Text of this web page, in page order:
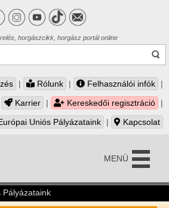
horgászcikk, horgász portál online
| Rólunk | Felhasználói infók
|
Karrier
| Kereskedői regisztráció
|
Uniós Pályázataink
| Kapcsolat
MENÜ
Pályázataink